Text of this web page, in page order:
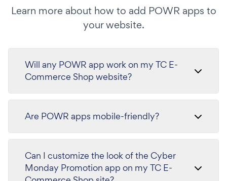
Learn more about how to add POWR apps to
your website.
Will any POWR app work on my TC E-
Commerce Shop website?
Are POWR apps mobile-friendly?
Can I customize the look of the Cyber
Monday Promotion app on my TC E-